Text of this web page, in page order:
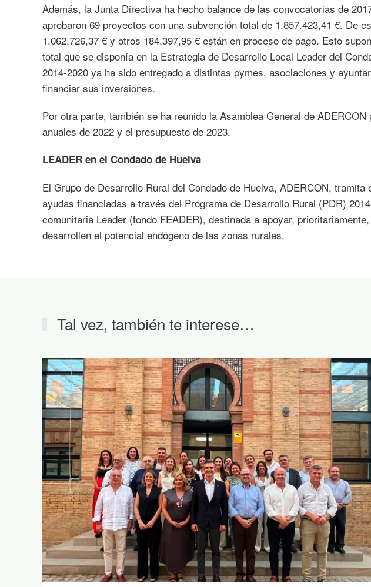
Además, la Junta Directiva ha hecho balance de las convocatorias de
aprobaron 69 proyectos con una subvención total de 1.857.423,41 €. De
1.062.726,37 € y otros 184.397,95 € están en proceso de pago. Esto
total que se disponía en la Estrategia de Desarrollo Local Leader del
2014-2020 ya ha sido entregado a distintas pymes, asociaciones y
financiar sus inversiones.
Por otra parte, también se ha reunido la Asamblea General de
anuales de 2022 y el presupuesto de 2023.
LEADER en el Condado de Huelva
El Grupo de Desarrollo Rural del Condado de Huelva, ADERCON, tramita
ayudas financiadas a través del Programa de Desarrollo Rural (PDR)
comunitaria Leader (fondo FEADER), destinada a apoyar,
desarrollen el potencial endógeno de las zonas rurales.
Tal vez, también te interese…